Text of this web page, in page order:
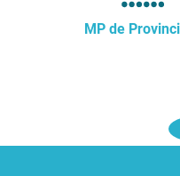
MP de